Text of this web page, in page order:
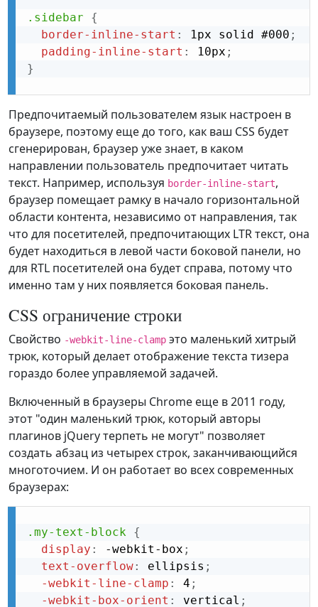
.sidebar
{
border-inline-start : 1px solid #000 ;
padding-inline-start : 10px ;
}
Предпочитаемый пользователем язык настроен в
браузере, поэтому еще до того, как ваш CSS будет
сгенерирован, браузер уже знает, в каком
направлении пользователь предпочитает читать
текст. Например, используя border-inline-start,
браузер помещает рамку в начало горизонтальной
области контента, независимо от направления, так
что для посетителей, предпочитающих LTR текст, она
будет находиться в левой части боковой панели, но
для RTL посетителей она будет справа, потому что
именно там у них появляется боковая панель.
CSS ограничение строки
Свойство -webkit-line-clamp это маленький хитрый
трюк, который делает отображение текста тизера
гораздо более управляемой задачей.
Включенный в браузеры Chrome еще в 2011 году,
этот "один маленький трюк, который авторы
плагинов jQuery терпеть не могут" позволяет
создать абзац из четырех строк, заканчивающийся
многоточием. И он работает во всех современных
браузерах:
.my-text-block
{
display : -webkit-box ;
text-overflow: ellipsis ;
-webkit-line-clamp : 4 ;
-webkit-box-orient : vertical ;